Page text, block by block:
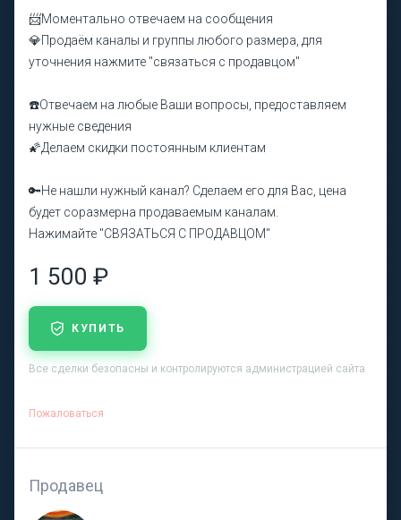
📨Моментально отвечаем на сообщения
💎Продаём каналы и группы любого размера, для
уточнения нажмите "связаться с продавцом"
☎️Отвечаем на любые Ваши вопросы, предоставляем
нужные сведения
🌠Делаем скидки постоянным клиентам
🔑Не нашли нужный канал? Сделаем его для Вас, цена
будет соразмерна продаваемым каналам.
Нажимайте "СВЯЗАТЬСЯ С ПРОДАВЦОМ"
1 500 ₽
КУПИТЬ
Все сделки безопасны и контролируются администрацией сайта
Пожаловаться
Продавец